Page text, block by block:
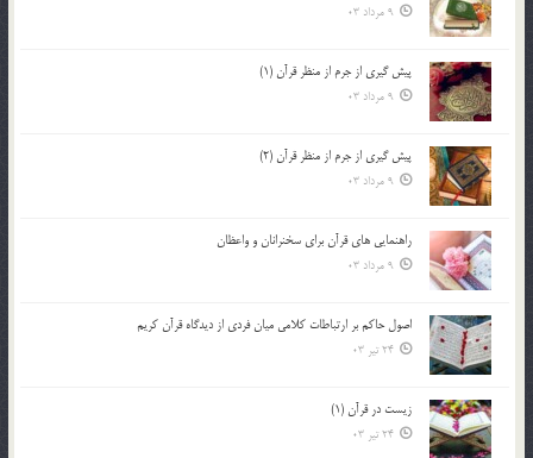
9 مرداد 03
پيش گيري از جرم از منظر قرآن (1)
9 مرداد 03
پيش گيري از جرم از منظر قرآن (2)
9 مرداد 03
راهنمایی های قرآن برای سخنرانان و واعظان
9 مرداد 03
اصول حاكم بر ارتباطات كلامى ميان فردى از ديدگاه قرآن كريم
24 تیر 03
زیست در قرآن (1)
24 تیر 03